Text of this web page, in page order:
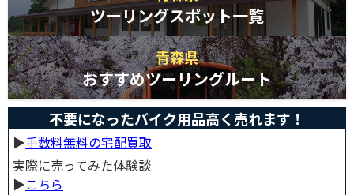
ツーリングスポット一覧
青森県
おすすめツーリングルート
不要になったバイク用品高く売れます！
▶︎手数料無料の宅配買取
実際に売ってみた体験談
▶︎こちら